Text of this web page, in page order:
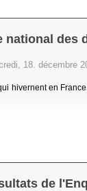
national des
18. décembre
hivernent en
de